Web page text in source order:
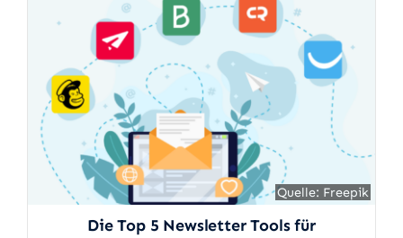
Quelle: Freepik
Die Top 5 Newsletter Tools für